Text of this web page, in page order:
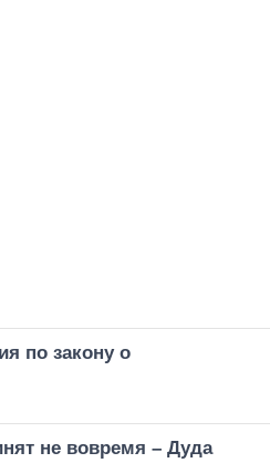
по закону о
не вовремя – Дуда